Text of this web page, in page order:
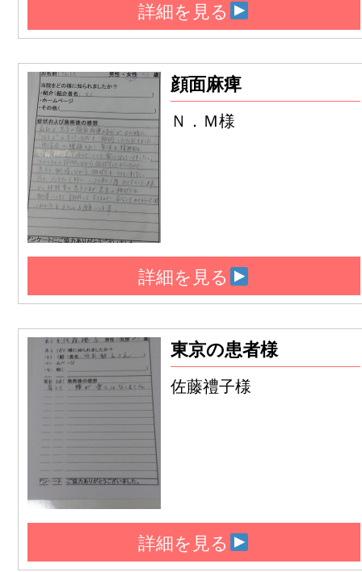
詳細を見る
顔面麻痺
Ｎ．Ｍ様
詳細を見る
東京の患者様
佐藤禮子様
詳細を見る